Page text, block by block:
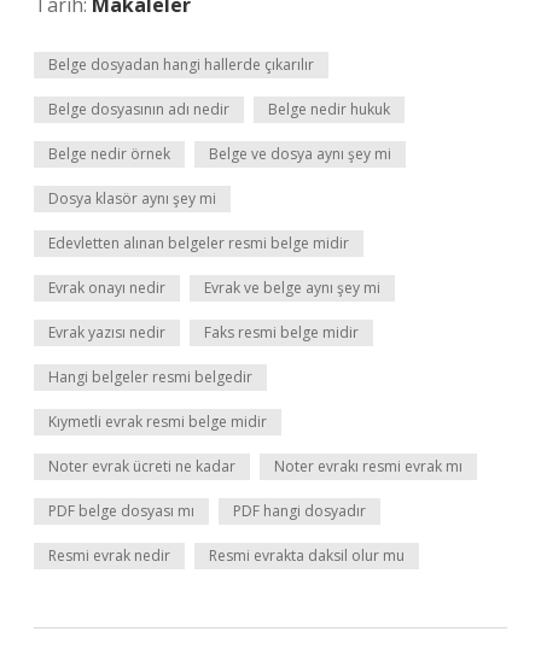
Belge dosyadan hangi hallerde çıkarılır
Belge dosyasının adı nedir Belge nedir hukuk
Belge nedir örnek Belge ve dosya aynı şey mi
Dosya klasör aynı şey mi
Edevletten alınan belgeler resmi belge midir
Evrak onayı nedir Evrak ve belge aynı şey mi
Evrak yazısı nedir Faks resmi belge midir
Hangi belgeler resmi belgedir
Kıymetli evrak resmi belge midir
Noter evrak ücreti ne kadar Noter evrakı resmi evrak mı
PDF belge dosyası mı PDF hangi dosyadır
Resmi evrak nedir Resmi evrakta daksil olur mu